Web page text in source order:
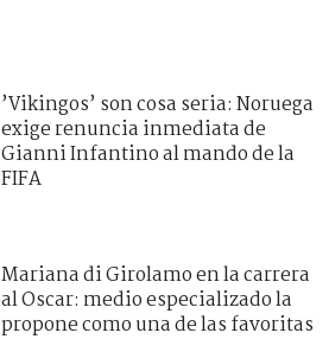
’Vikingos’ son cosa seria: Noruega
exige renuncia inmediata de
Gianni Infantino al mando de la
FIFA
Mariana di Girolamo en la carrera
al Oscar: medio especializado la
propone como una de las favoritas